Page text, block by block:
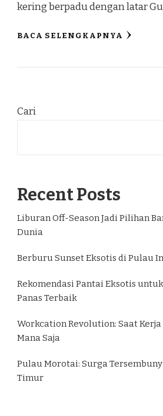
kering berpadu dengan latar
BACA SELENGKAPNYA
Cari
Recent Posts
Liburan Off-Season Jadi Pilihan
Dunia
Berburu Sunset Eksotis di Pulau
Rekomendasi Pantai Eksotis
Panas Terbaik
Workcation Revolution: Saat
Mana Saja
Pulau Morotai: Surga
Timur